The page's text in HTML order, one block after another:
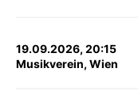
19.09.2026, 20:15
Musikverein, Wien